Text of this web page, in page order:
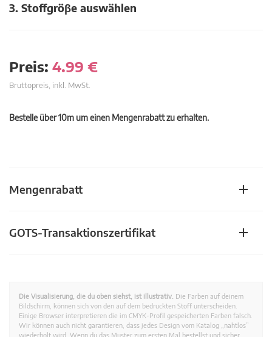
3. Stoffgröβe auswählen
Preis: 4.99 €
Bruttopreis, inkl. MwSt.
Bestelle über 10m um einen Mengenrabatt zu erhalten.
Mengenrabatt
GOTS-Transaktionszertifikat
Die Visualisierung, die du oben siehst, ist illustrativ. Die Farben auf deinem
Bildschirm, können sich von den auf dem bedruckten Stoff unterscheiden.
Einige Browser interpretieren die im CMYK-Profil gespeicherten Farben falsch.
Wir können auch nicht garantieren, dass jedes Design vom Katalog „nahtlos”
wiederholt wird. Wenn du das Muster zum ersten Mal bestellst und sicher